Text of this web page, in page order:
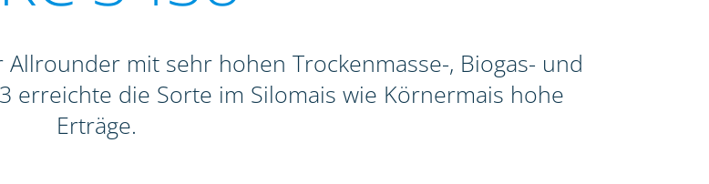
mit sehr hohen Trockenmasse-, Biogas- und
erreichte die Sorte im Silomais wie Körnermais hohe
Erträge.